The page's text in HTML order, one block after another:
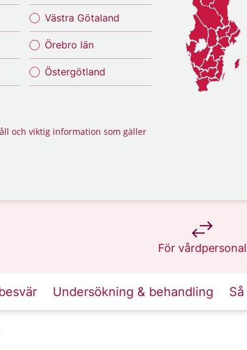
Västra Götaland
Örebro län
Östergötland
och viktig information som gäller
För vårdpersonal
på 1177.se
Undersökning & behandling